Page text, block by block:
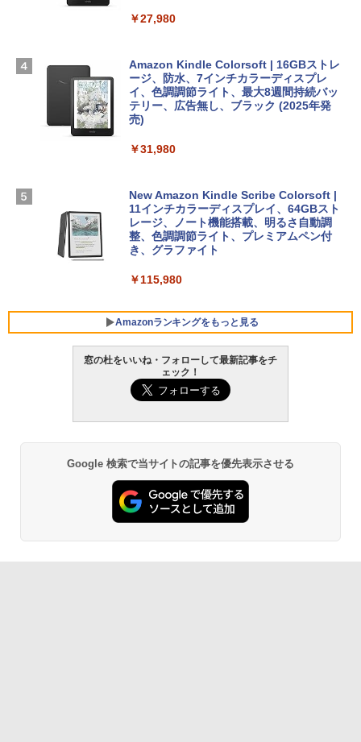
ームカメラ、日本語キーボード、Touch I
￥261,414
【Amazon.co.jp限定】 HP ノートパソコ
ン 15-fd 15.6インチ 16GBメモリ 512GB
FMV ノートパソコン WE1-K3 (MS 365 P
ersonal/Copilotキー搭載/Win 11/15.6型/
Core i5/16GB/SSD 512GB/ホワイト) FM
VWK3E15W_AZ
￥139,880
Robloxギフトカード - 2,000 Robux 【限
ラインコード版
￥3,200
ト): Java & Bedrock Edition | オンライ
￥3,600
1冊ですべて身につくHTML & CSSとWe
￥1,292
FM TOWNS ハイパー・カタログ: 本体ハ
ェクトリストと最新エミュレータ紹介
￥27,980
Amazon Kindle Colorsoft | 16GBストレ
ージ、防水、7インチカラーディスプレ
イ、色調調節ライト、最大8週間持続バッ
テリー、広告無し、ブラック (2025年発
売)
￥31,980
New Amazon Kindle Scribe Colorsoft |
11インチカラーディスプレイ、64GBスト
レージ、ノート機能搭載、明るさ自動調
整、色調調節ライト、プレミアムペン付
き、グラファイト
￥115,980
Amazonランキングをもっと見る
窓の杜をいいね・フォローして最新記事をチ
ェック！
Google 検索で当サイトの記事を優先表示させる